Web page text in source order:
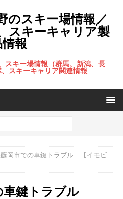
のスキー場情報／
スキーキャリア製
報
スキー場情報（群馬、新潟、長
スキーキャリア関連情報
岡市での車鍵トラブル 【イモビ
車鍵トラブル